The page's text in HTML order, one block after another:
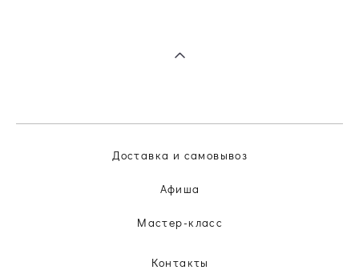
Доставка и самовывоз
Афиша
Мастер-класс
Контакты